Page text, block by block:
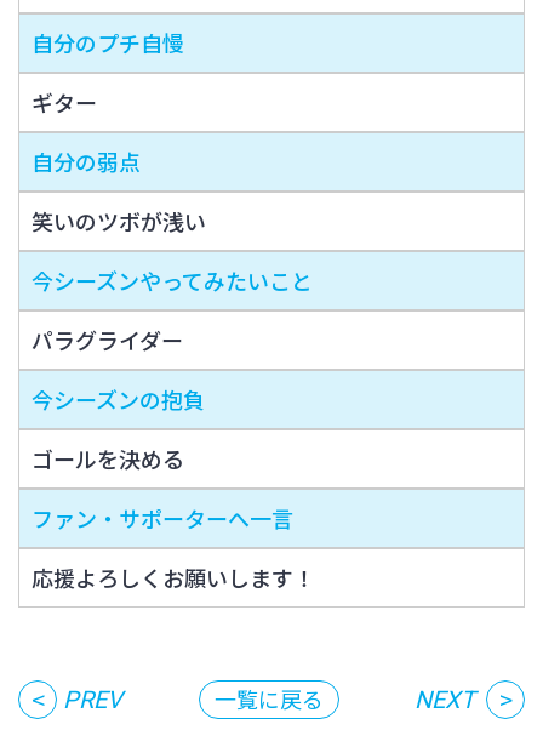
自分のプチ自慢
ギター
自分の弱点
笑いのツボが浅い
今シーズンやってみたいこと
パラグライダー
今シーズンの抱負
ゴールを決める
ファン・サポーターへ一言
応援よろしくお願いします！
< PREV 一覧に戻る NEXT >